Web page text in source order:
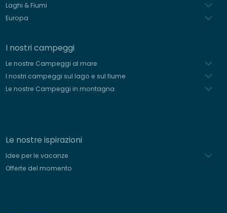
Laghi & Fiumi
Europa
I nostri campeggi
Le nostre Campeggi al mare
I nostri campeggi sul lago e sul fiume
Le nostre Campeggi in montagna
Le nostre ispirazioni
Idee per le vacanze
Offerte del momento